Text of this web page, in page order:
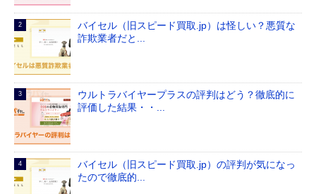
バイセル（旧スピード買取.jp）は怪しい？悪質な
詐欺業者だと...
ウルトラバイヤープラスの評判はどう？徹底的に
評価した結果・・...
バイセル（旧スピード買取.jp）の評判が気になっ
たので徹底的...